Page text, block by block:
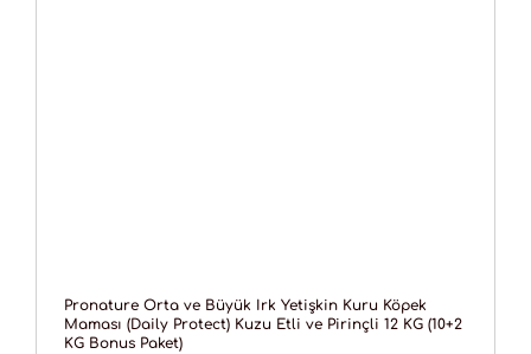
Pronature Orta ve Büyük Irk Yetişkin Kuru Köpek
Maması (Daily Protect) Kuzu Etli ve Pirinçli 12 KG (10+2
KG Bonus Paket)